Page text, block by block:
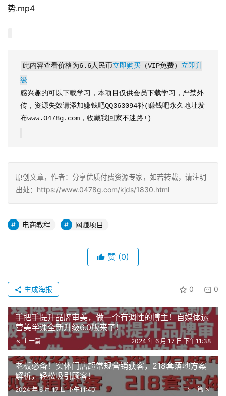
势.mp4
此内容查看价格为6.6人民币立即购买 （VIP免费） 立即升
级
感兴趣的可以下载学习，本项目仅供会员下载学习，严禁外
传，资源失效请添加赚钱吧QQ363094补(赚钱吧永久地址发
布www.0478g.com，收藏我回家不迷路!)
原创文章，作者：分享优质付费资源专家，如若转载，请注明
出处：https://www.0478g.com/kjds/1830.html
电商教程 网赚项目
赞 (0)
0 0
生成海报
手把手提升品牌审美，做一个有调性的博主！自媒体运
营美学课全新升级6.0版来了！
上一篇 2024 年 6 月 17 日 下午11:38
老板必备！实体门店超常规营销获客，218套落地方案
解析，轻松吸引顾客！
下一篇
2024 年 6 月 17 日 下午11:40